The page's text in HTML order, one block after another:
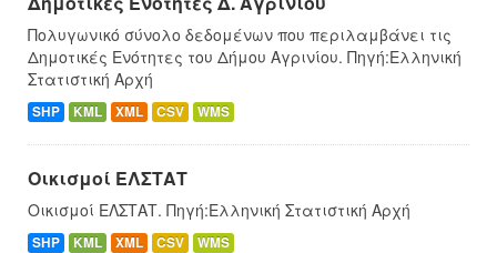
Πολυγωνικό σύνολο δεδομένων που περιλαμβάνει τις
Δημοτικές Ενότητες του Δήμου Αγρινίου. Πηγή:Ελληνική
Στατιστική Αρχή
SHP KML XML CSV WMS
Οικισμοί ΕΛΣΤΑΤ
Οικισμοί ΕΛΣΤΑΤ. Πηγή:Ελληνική Στατιστική Αρχή
SHP KML XML CSV WMS